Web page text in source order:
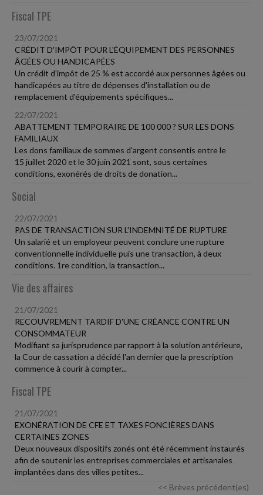
Fiscal TPE
23/07/2021
CRÉDIT D'IMPÔT POUR L'ÉQUIPEMENT DES PERSONNES
ÂGÉES OU HANDICAPÉES
Un crédit d'impôt de 25 % est accordé aux personnes âgées ou
handicapées au titre de dépenses d'installation ou de
remplacement d'équipements spécifiques...
22/07/2021
ABATTEMENT TEMPORAIRE DE 100 000 ? SUR LES DONS
FAMILIAUX
Les dons familiaux de sommes d'argent consentis entre le
15 juillet 2020 et le 30 juin 2021 sont, sous certaines
conditions, exonérés de droits de donation...
Social
22/07/2021
PAS DE TRANSACTION SUR L'INDEMNITÉ DE RUPTURE
Un salarié et un employeur peuvent conclure une rupture
conventionnelle individuelle puis une transaction, à deux
conditions. 1re condition, la transaction...
Vie des affaires
21/07/2021
RECOUVREMENT TARDIF D'UNE CRÉANCE CONTRE UN
CONSOMMATEUR
Modifiant sa jurisprudence par rapport à la solution antérieure,
la Cour de cassation a décidé l'an dernier que la prescription
commence à courir à compter...
Fiscal TPE
21/07/2021
EXONÉRATION DE CFE ET TAXES FONCIÈRES DANS
CERTAINES ZONES
Deux nouveaux dispositifs zonés ont été récemment instaurés
afin de soutenir les entreprises commerciales et artisanales
implantées dans des villes petites...
<< Brèves précédent(es)